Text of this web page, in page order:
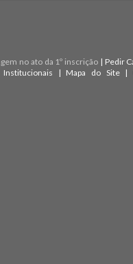
no ato da 1º inscrição | Pedir
| Mapa do Site|